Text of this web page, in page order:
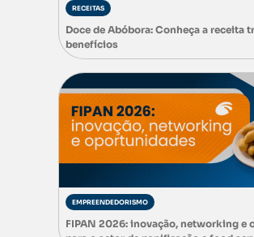
RECEITAS
Doce de Abóbora: Conheça a receita
benefícios
EMPREENDEDORISMO
FIPAN 2026: inovação, networking e